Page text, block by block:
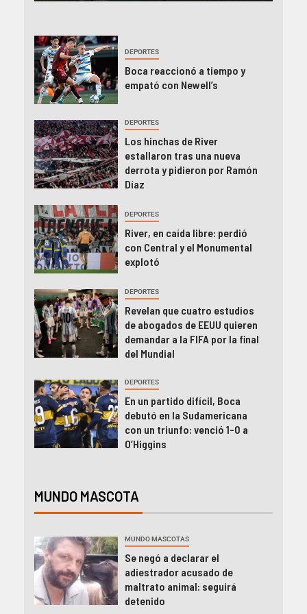
DEPORTES
Boca reaccionó a tiempo y
empató con Newell’s
DEPORTES
Los hinchas de River
estallaron tras una nueva
derrota y pidieron por Ramón
Díaz
DEPORTES
River, en caída libre: perdió
con Central y el Monumental
explotó
DEPORTES
Revelan que cuatro estudios
de abogados de EEUU quieren
demandar a la FIFA por la final
del Mundial
DEPORTES
En un partido difícil, Boca
debutó en la Sudamericana
con un triunfo: venció 1-0 a
O’Higgins
MUNDO MASCOTA
MUNDO MASCOTAS
Se negó a declarar el
adiestrador acusado de
maltrato animal: seguirá
detenido